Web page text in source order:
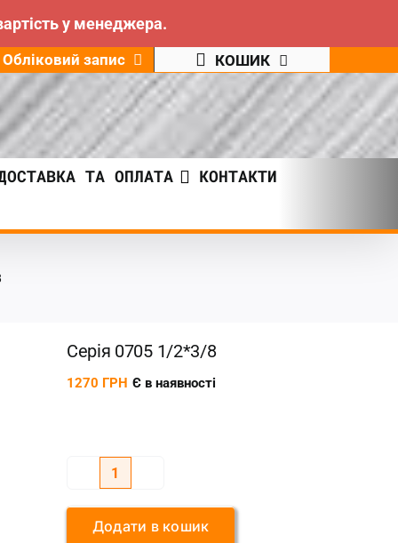
у менеджера.
Обліковий запис КОШИК
ТА ОПЛАТА
КОНТАКТИ
Серія 0705 1/2*3/8
1270 ГРН Є в наявності
0705
1/2*3/8
Додати в кошик